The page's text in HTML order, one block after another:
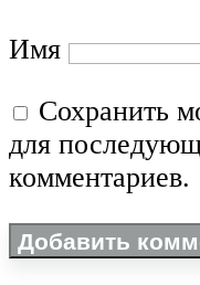
Имя
Сохранить
для
комментариев.